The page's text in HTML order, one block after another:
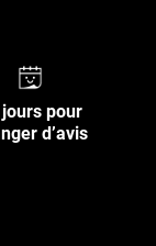
pour
d’avis